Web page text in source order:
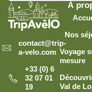
contact@trip-
a-velo.com
+33 (0) 6
32 07 01
19
À
Nos
Voyage
mesure
Val de